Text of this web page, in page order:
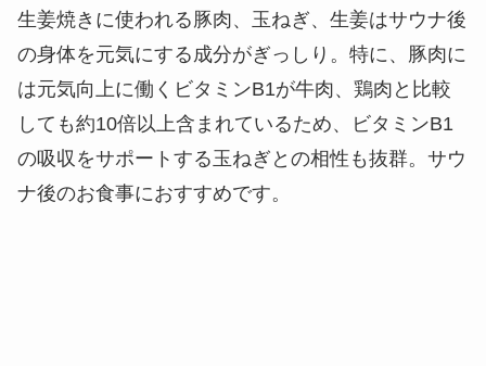
生姜焼きに使われる豚肉、玉ねぎ、生姜はサウナ後
の身体を元気にする成分がぎっしり。特に、豚肉に
は元気向上に働くビタミンB1が牛肉、鶏肉と比較
しても約10倍以上含まれているため、ビタミンB1
の吸収をサポートする玉ねぎとの相性も抜群。サウ
ナ後のお食事におすすめです。